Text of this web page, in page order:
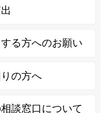
る方へのお願い
の方へ
談窓口について